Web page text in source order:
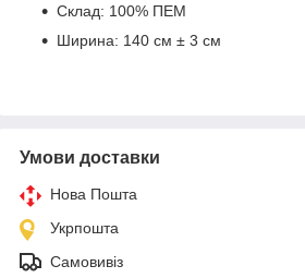
Склад: 100% ПЕМ
Ширина: 140 см ± 3 см
Умови доставки
Нова Пошта
Укрпошта
Самовивіз